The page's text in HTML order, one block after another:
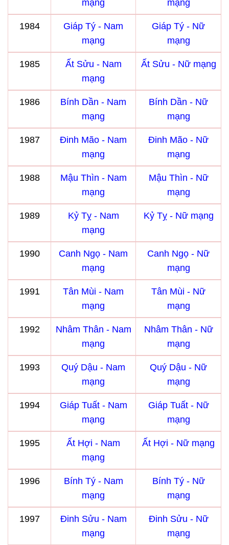
mạng mạng
1984
Giáp Tý - Nam
mạng
Giáp Tý - Nữ
mạng
1985
Ất Sửu - Nam
mạng
Ất Sửu - Nữ mạng
1986
Bính Dần - Nam
mạng
Bính Dần - Nữ
mạng
1987
Đinh Mão - Nam
mạng
Đinh Mão - Nữ
mạng
1988
Mậu Thìn - Nam
mạng
Mậu Thìn - Nữ
mạng
1989
Kỷ Tỵ - Nam
mạng
Kỷ Tỵ - Nữ mạng
1990
Canh Ngọ - Nam
mạng
Canh Ngọ - Nữ
mạng
1991
Tân Mùi - Nam
mạng
Tân Mùi - Nữ
mạng
1992
Nhâm Thân - Nam
mạng
Nhâm Thân - Nữ
mạng
1993
Quý Dậu - Nam
mạng
Quý Dậu - Nữ
mạng
1994
Giáp Tuất - Nam
mạng
Giáp Tuất - Nữ
mạng
1995
Ất Hợi - Nam
mạng
Ất Hợi - Nữ mạng
1996
Bính Tý - Nam
mạng
Bính Tý - Nữ
mạng
1997
Đinh Sửu - Nam
mạng
Đinh Sửu - Nữ
mạng